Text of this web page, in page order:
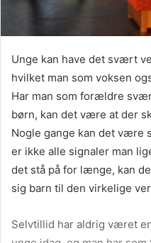
Unge kan have det svært
hvilket man som voksen
Har man som forældre
børn, kan det være at der
Nogle gange kan det
er ikke alle signaler man
det stå på for længe, kan
sig barn til den virkelige
Selvtillid har aldrig været